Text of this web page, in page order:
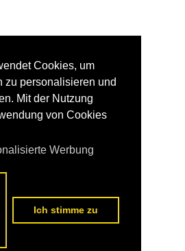
Cookies, um
zu personalisieren und
Mit der Nutzung
von Cookies
Werbung
Ich stimme zu